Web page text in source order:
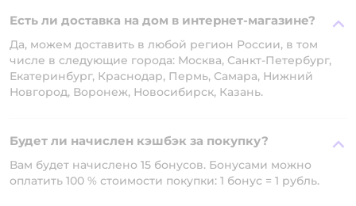
Есть ли доставка на дом в интернет-магазине?
Да, можем доставить в любой регион России, в том
числе в следующие города: Москва, Санкт-Петербург,
Екатеринбург, Краснодар, Пермь, Самара, Нижний
Новгород, Воронеж, Новосибирск, Казань.
Будет ли начислен кэшбэк за покупку?
Вам будет начислено 15 бонусов. Бонусами можно
оплатить 100 % стоимости покупки: 1 бонус = 1 рубль.